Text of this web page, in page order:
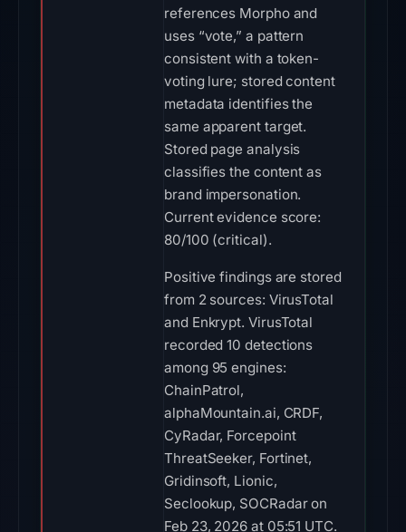
references Morpho and
uses “vote,” a pattern
consistent with a token-
voting lure; stored content
metadata identifies the
same apparent target.
Stored page analysis
classifies the content as
brand impersonation.
Current evidence score:
80/100 (critical).
Positive findings are stored
from 2 sources: VirusTotal
and Enkrypt. VirusTotal
recorded 10 detections
among 95 engines:
ChainPatrol,
alphaMountain.ai, CRDF,
CyRadar, Forcepoint
ThreatSeeker, Fortinet,
Gridinsoft, Lionic,
Seclookup, SOCRadar on
Feb 23, 2026 at 05:51 UTC.